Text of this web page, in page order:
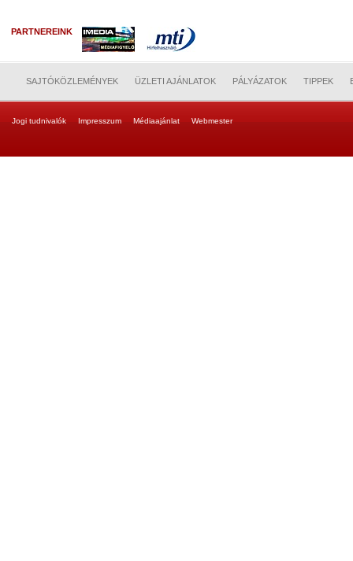
PARTNEREINK
SAJTÓKÖZLEMÉNYEK ÜZLETI AJÁNLATOK PÁLYÁZATOK TIPPEK
Jogi tudnivalók Impresszum Médiaajánlat Webmester